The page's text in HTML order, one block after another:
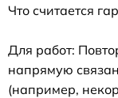
Что считается
Для работ:
напрямую
(например,